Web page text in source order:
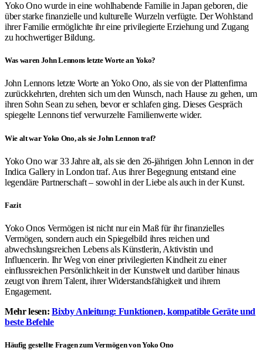
Yoko Ono wurde in eine wohlhabende Familie in Japan geboren, die
über starke finanzielle und kulturelle Wurzeln verfügte. Der Wohlstand
ihrer Familie ermöglichte ihr eine privilegierte Erziehung und Zugang
zu hochwertiger Bildung.
Was waren John Lennons letzte Worte an Yoko?
John Lennons letzte Worte an Yoko Ono, als sie von der Plattenfirma
zurückkehrten, drehten sich um den Wunsch, nach Hause zu gehen, um
ihren Sohn Sean zu sehen, bevor er schlafen ging. Dieses Gespräch
spiegelte Lennons tief verwurzelte Familienwerte wider.
Wie alt war Yoko Ono, als sie John Lennon traf?
Yoko Ono war 33 Jahre alt, als sie den 26-jährigen John Lennon in der
Indica Gallery in London traf. Aus ihrer Begegnung entstand eine
legendäre Partnerschaft – sowohl in der Liebe als auch in der Kunst.
Fazit
Yoko Onos Vermögen ist nicht nur ein Maß für ihr finanzielles
Vermögen, sondern auch ein Spiegelbild ihres reichen und
abwechslungsreichen Lebens als Künstlerin, Aktivistin und
Influencerin. Ihr Weg von einer privilegierten Kindheit zu einer
einflussreichen Persönlichkeit in der Kunstwelt und darüber hinaus
zeugt von ihrem Talent, ihrer Widerstandsfähigkeit und ihrem
Engagement.
Mehr lesen:Bixby Anleitung: Funktionen, kompatible Geräte und
beste Befehle
Häufig gestellte Fragen zum Vermögen von Yoko Ono